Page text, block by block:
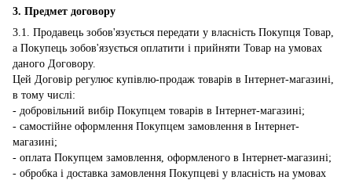
3. Предмет договору
3.1. Продавець зобов'язується передати у власність Покупця Товар,
а Покупець зобов'язується оплатити і прийняти Товар на умовах
даного Договору.
Цей Договір регулює купівлю-продаж товарів в Інтернет-магазині,
в тому числі:
- добровільний вибір Покупцем товарів в Інтернет-магазині;
- самостійне оформлення Покупцем замовлення в Інтернет-
магазині;
- оплата Покупцем замовлення, оформленого в Інтернет-магазині;
- обробка і доставка замовлення Покупцеві у власність на умовах